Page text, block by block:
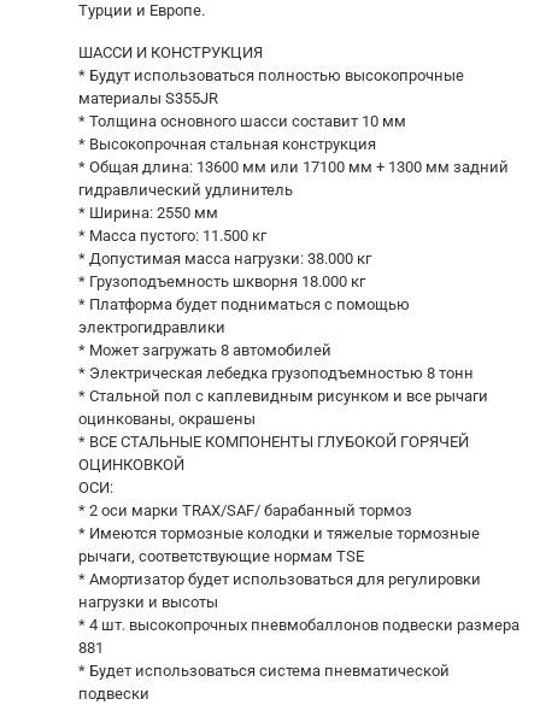
Турции и Европе.
ШАССИ И КОНСТРУКЦИЯ
* Будут использоваться полностью высокопрочные
материалы S355JR
* Толщина основного шасси составит 10 мм
* Высокопрочная стальная конструкция
* Общая длина: 13600 мм или 17100 мм + 1300 мм задний
гидравлический удлинитель
* Ширина: 2550 мм
* Масса пустого: 11.500 кг
* Допустимая масса нагрузки: 38.000 кг
* Грузоподъемность шкворня 18.000 кг
* Платформа будет подниматься с помощью
электрогидравлики
* Может загружать 8 автомобилей
* Электрическая лебедка грузоподъемностью 8 тонн
* Стальной пол с каплевидным рисунком и все рычаги
оцинкованы, окрашены
* ВСЕ СТАЛЬНЫЕ КОМПОНЕНТЫ ГЛУБОКОЙ ГОРЯЧЕЙ
ОЦИНКОВКОЙ
ОСИ:
* 2 оси марки TRAX/SAF/ барабанный тормоз
* Имеются тормозные колодки и тяжелые тормозные
рычаги, соответствующие нормам TSE
* Амортизатор будет использоваться для регулировки
нагрузки и высоты
* 4 шт. высокопрочных пневмобаллонов подвески размера
881
* Будет использоваться система пневматической
подвески